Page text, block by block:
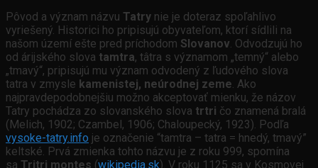
Pôvod a význam názvu Tatry nie je doteraz spoľahlivo
vyriešený. Historici ho pripisujú obyvateľom, ktorí sídlili na
našom území ešte pred príchodom Slovanov. Odvodzujú ho
od árijského slova tamtra, tâtra s významom „temný“ alebo
„tmavý“, pripisujú mu význam odvodený z ľudového slova
tatra v zmysle kamenistej, neúrodnej zeme. Ako
najpravdepodobnejšiu možno akceptovať mienku, že názov
Tatry pochádza zo slovanského slova trtri čo znamená bralá
(Melich, 1902; Czambel, 1906; Chaloupecký, 1923). Podľa
vysoke-tatry.info je označenie “tamtra – tatra = hnedý, tmavý”
keltské. Prvá zmienka tohto názvu je z roku 999, spomína
sa Tritri montes (wikipedia.sk). V roku 1125 sa v Kosmovej